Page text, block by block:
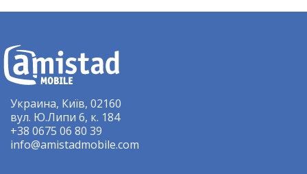
Украина, Київ, 02160
вул. Ю.Липи 6, к. 184
+38 0675 06 80 39
info@amistadmobile.com